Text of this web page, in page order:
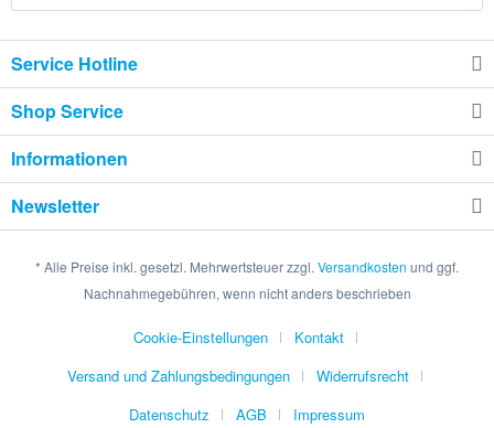
Service Hotline
Shop Service
Informationen
Newsletter
* Alle Preise inkl. gesetzl. Mehrwertsteuer zzgl. Versandkosten und ggf.
Nachnahmegebühren, wenn nicht anders beschrieben
Cookie-Einstellungen
Kontakt
Versand und Zahlungsbedingungen
Widerrufsrecht
Datenschutz
AGB Impressum